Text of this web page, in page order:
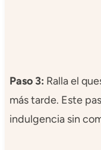
Paso 3: Ralla el
más tarde. Este
indulgencia sin